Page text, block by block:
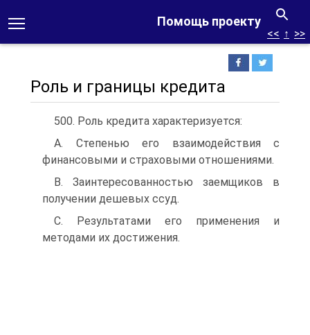
Помощь проекту
<< ↑ >>
Роль и границы кредита
500. Роль кредита характеризуется:
A. Степенью его взаимодействия с
финансовыми и страховыми отношениями.
B. Заинтересованностью заемщиков в
получении дешевых ссуд.
C. Результатами его применения и
методами их достижения.